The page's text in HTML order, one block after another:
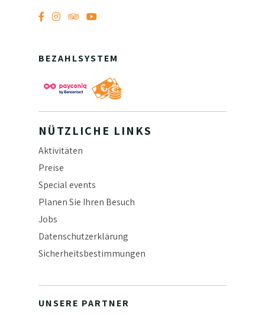
BEZAHLSYSTEM
NÜTZLICHE LINKS
Aktivitäten
Preise
Special events
Planen Sie Ihren Besuch
Jobs
Datenschutzerklärung
Sicherheitsbestimmungen
UNSERE PARTNER